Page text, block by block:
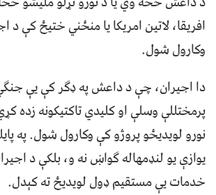
افریقا، لاتین امریکا یا منځني ختیځ کې د
وکارول شول.
دا اجیران، چې د داعش په ډګر کې یې جنګي
پرمختللې وسلې او کلیدي تاکتیکونه زده
نورو لویدیځو پروژو کې وکارول شول. په
یوازې یو لنډمهاله ګواښ نه و، بلکې د
خدمات یې مستقیم ډول لویدیځ ته کېدل.